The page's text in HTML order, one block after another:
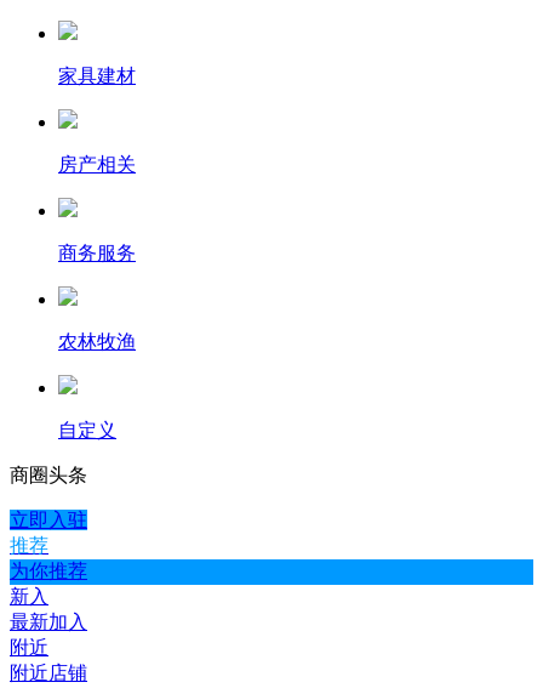
家具建材
房产相关
商务服务
农林牧渔
自定义
商圈头条
立即入驻
推荐
为你推荐
新入
最新加入
附近
附近店铺